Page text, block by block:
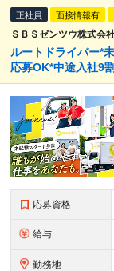
正社員 面接情報有
ＳＢＳゼンツウ株式会
ルートドライバー*
応募OK*中途入社9
応募資格
給与
勤務地